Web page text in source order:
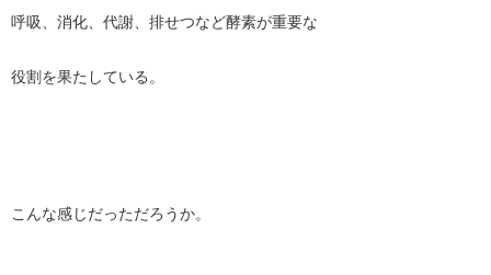
呼吸、消化、代謝、排せつなど酵素が重要な
役割を果たしている。
こんな感じだっただろうか。